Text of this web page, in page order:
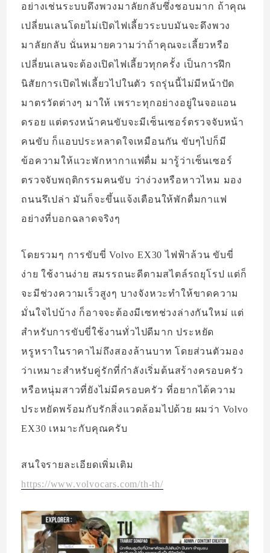
อย่างเช่นระบบดึงพวงมาลัยกลับซึ่งชอบมาก ถ้าคุณ
เปลี่ยนเลนโดยไม่เปิดไฟเลี้ยวระบบมันจะดึงพวง
มาลัยกลับ นั่นหมายความว่าถ้าคุณจะเลี้ยวหรือ
เปลี่ยนเลนจะต้องเปิดไฟเลี้ยวทุกครั้ง เป็นการฝึก
นิสัยการเปิดไฟเลี้ยวไปในตัว รถรุ่นนี้ไม่มีหน้าปัด
มาตรวัดต่างๆ มาให้ เพราะทุกอย่างอยู่ในจอแอน
ดรอย แต่ตรงหน้าคนขับจะมีเซ็นเซอร์ตรวจจับหน้า
คนขับ ก็แอบประหลาดใจเหมือนกัน ขับๆไปก็มี
ข้อความให้แวะพักหากาแฟดื่ม มารู้ว่าเซ็นเซอร์
ตรวจจับพฤติกรรมคนขับ ว่าง่วงหรือหาวไหม มอง
ถนนรึเปล่า มันก็จะขึ้นแจ้งเตือนให้พักดื่มกาแฟ
อย่างที่บอกฉลาดจริงๆ
โดยรวมๆ การขับขี่ Volvo EX30 ไฟฟ้าล้วน ขับขี่
ง่าย ใช้งานง่าย สมรรถนะดีตามสไตล์รถยุโรป แต่ก็
จะมีช่วงความเร็วสูงๆ บางจังหวะทำให้ขาดความ
มั่นใจไปบ้าง ก็อาจจะต้องมีเซทช่วงล่างกันใหม่ แต่
สำหรับการขับขี่ใช้งานทั่วไปดีมาก ประหยัด
หรูหราในราคาไม่ถึงสองล้านบาท โดยส่วนตัวมอง
ว่าเหมาะสำหรับคู่รักที่กำลังเริ่มต้นสร้างครอบครัว
หรือหนุ่มสาวที่ยังไม่มีครอบครัว ที่อยากได้ความ
ประหยัดพร้อมกับรักสิ่งแวดล้อมไปด้วย ผมว่า Volvo
EX30 เหมาะกับคุณครับ
สนใจรายละเอียดเพิ่มเติม
https://www.volvocars.com/th-th/